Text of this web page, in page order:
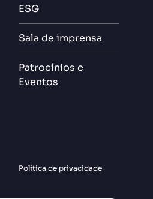
ESG
Sala de imprensa
Patrocínios e
Eventos
Política de privacidade